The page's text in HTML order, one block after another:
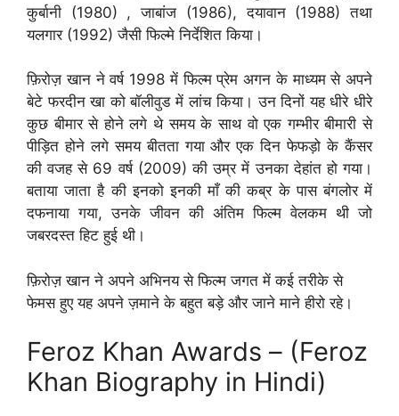
कुर्बानी (1980) , जाबांज (1986), दयावान (1988) तथा
यलगार (1992) जैसी फिल्मे निर्देशित किया।
फ़िरोज़ खान ने वर्ष 1998 में फिल्म प्रेम अगन के माध्यम से अपने
बेटे फरदीन खा को बॉलीवुड में लांच किया। उन दिनों यह धीरे धीरे
कुछ बीमार से होने लगे थे समय के साथ वो एक गम्भीर बीमारी से
पीड़ित होने लगे समय बीतता गया और एक दिन फेफड़ो के कैंसर
की वजह से 69 वर्ष (2009) की उम्र में उनका देहांत हो गया।
बताया जाता है की इनको इनकी माँ की कब्र के पास बंगलोर में
दफनाया गया, उनके जीवन की अंतिम फिल्म वेलकम थी जो
जबरदस्त हिट हुई थी।
फ़िरोज़ खान ने अपने अभिनय से फिल्म जगत में कई तरीके से
फेमस हुए यह अपने ज़माने के बहुत बड़े और जाने माने हीरो रहे।
Feroz Khan Awards – (Feroz
Khan Biography in Hindi)